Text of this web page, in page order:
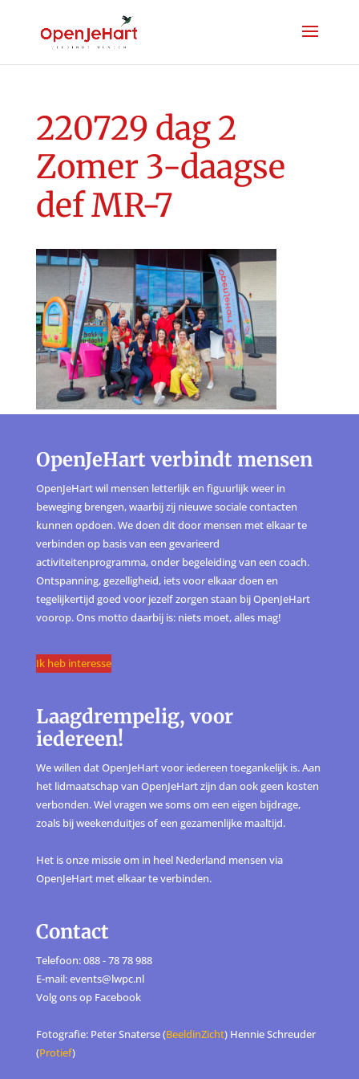
220729 dag 2
Zomer 3-daagse
def MR-7
OpenJeHart verbindt mensen
OpenJeHart wil mensen letterlijk en figuurlijk weer in
beweging brengen, waarbij zij nieuwe sociale contacten
kunnen opdoen. We doen dit door mensen met elkaar te
verbinden op basis van een gevarieerd
activiteitenprogramma, onder begeleiding van een coach.
Ontspanning, gezelligheid, iets voor elkaar doen en
tegelijkertijd goed voor jezelf zorgen staan bij OpenJeHart
voorop. Ons motto daarbij is: niets moet, alles mag!
Ik heb interesse
Laagdrempelig, voor
iedereen!
We willen dat OpenJeHart voor iedereen toegankelijk is. Aan
het lidmaatschap van OpenJeHart zijn dan ook geen kosten
verbonden. Wel vragen we soms om een eigen bijdrage,
zoals bij weekenduitjes of een gezamenlijke maaltijd.
Het is onze missie om in heel Nederland mensen via
OpenJeHart met elkaar te verbinden.
Contact
Telefoon: 088 - 78 78 988
E-mail: events@lwpc.nl
Volg ons op Facebook
Fotografie: Peter Snaterse (BeeldinZicht) Hennie Schreuder
(Protief)